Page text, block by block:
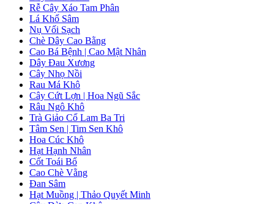
Rễ Cây Xáo Tam Phân
Lá Khổ Sâm
Nụ Vối Sạch
Chè Dây Cao Bằng
Cao Bá Bệnh | Cao Mật Nhân
Dây Đau Xương
Cây Nhọ Nồi
Rau Má Khô
Cây Cứt Lợn | Hoa Ngũ Sắc
Râu Ngô Khô
Trà Giảo Cổ Lam Ba Tri
Tâm Sen | Tim Sen Khô
Hoa Cúc Khô
Hạt Hạnh Nhân
Cốt Toái Bổ
Cao Chè Vằng
Đan Sâm
Hạt Muồng | Thảo Quyết Minh